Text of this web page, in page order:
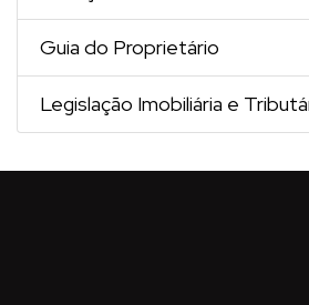
Guia do Proprietário
Legislação Imobiliária e